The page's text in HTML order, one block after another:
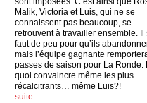
Malik, Victoria et Luis, qui ne se
connaissent pas beaucoup, se
retrouvent à travailler ensemble. Il
faut de peu pour qu’ils
mais l’équipe gagnante
passes de saison pour La Ronde.
quoi convaincre même les plus
récalcitrants… même Luis?!
suite…